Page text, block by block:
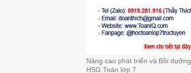
Nâng cao phát triển và Bồi dưỡng
HSG Toán lớp 7